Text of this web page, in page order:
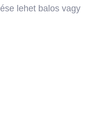
lehet balos vagy